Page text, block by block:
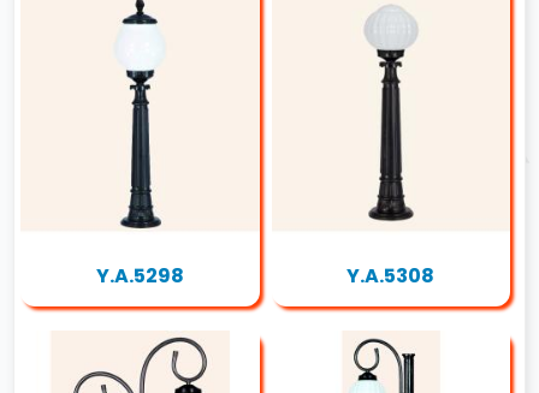
Y.A.5298 Y.A.5308